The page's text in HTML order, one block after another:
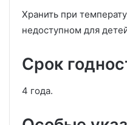
Хранить при
недоступном для
Срок
4 года.